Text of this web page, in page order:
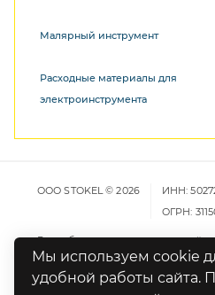
Малярный инструмент
Расходные материалы для
электроинструмента
ООО STOKEL © 2026
ИНН:
ОГРН:
Разработка и продвижение сайта
Карта сайта
Мы используем cookie
удобной работы сайта.